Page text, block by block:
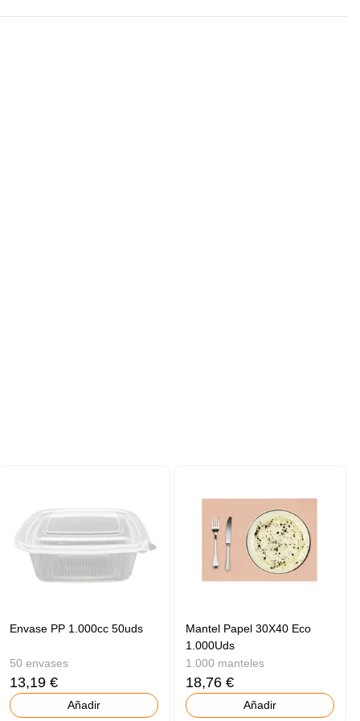
Envase PP 1.000cc 50uds
50 envases
13,19 €
Añadir
Mantel Papel 30X40 Eco
1.000Uds
1.000 manteles
18,76 €
Añadir